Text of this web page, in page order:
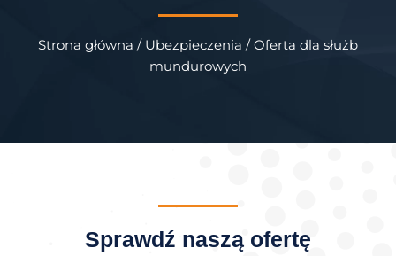
Strona główna / Ubezpieczenia / Oferta dla służb
mundurowych
Sprawdź naszą ofertę